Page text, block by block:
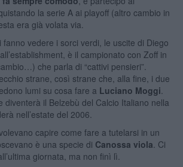
la serie A ai playoff (altro cambio in
era già volata via.
fanno vedere i sorci verdi, le uscite di Diego
è il campionato con Zoff in
che parla di “cattivi pensieri”.
strane, così strane che, alla fine, i due
lumi su cosa fare a Luciano Moggi
diventerà il Belzebù del Calcio Italiano nella
nell’estate del 2006.
capire come fare a tutelarsi in un
è una specie di Canossa viola . Ci
giornata, ma non finì lì.